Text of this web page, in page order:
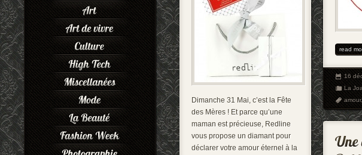
Dimanche 31 Mai, c’est la Fête
des Mères ! Et parce qu’une
maman est précieuse, Redline
vous propose un diamant pour
déclarer votre amour éternel à la
read
16
La
amour